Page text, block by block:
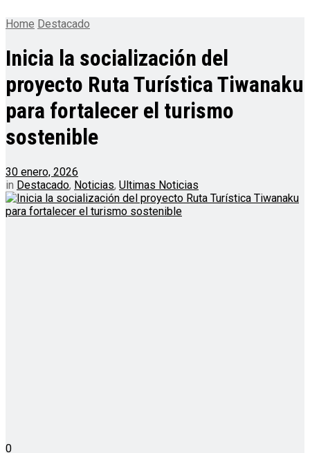
Home Destacado
Inicia la socialización del
proyecto Ruta Turística Tiwanaku
para fortalecer el turismo
sostenible
30 enero, 2026
in Destacado, Noticias, Ultimas Noticias
0